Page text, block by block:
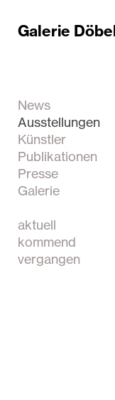
Galerie
News
Ausstellungen
Künstler
Publikationen
Presse
Galerie
aktuell
kommend
vergangen